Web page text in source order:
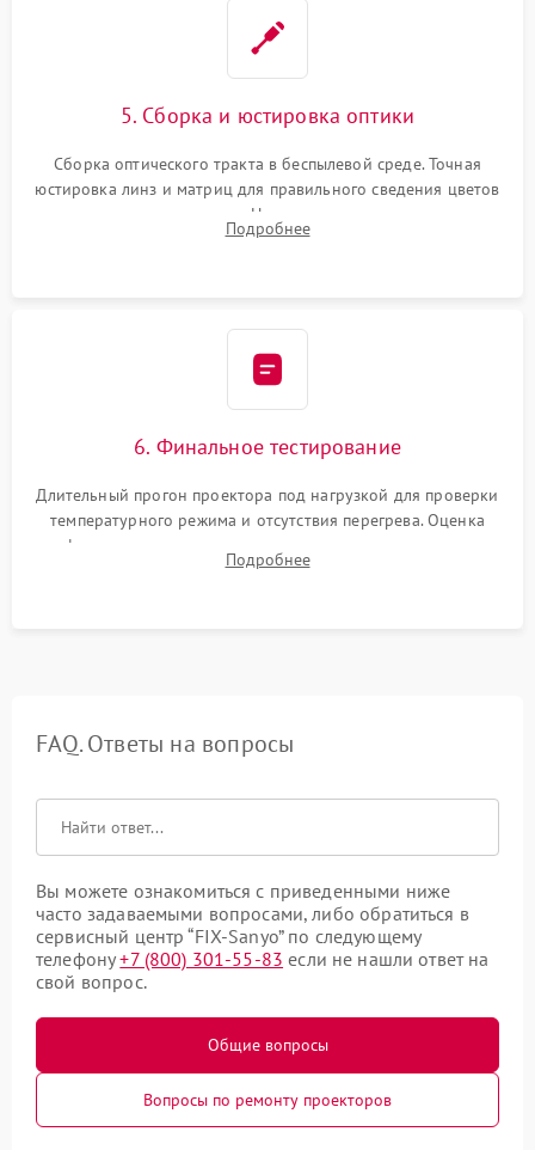
5. Сборка и юстировка оптики
Сборка оптического тракта в беспылевой среде. Точная
юстировка линз и матриц для правильного сведения цветов
и устранения размытия. Надежное подключение всех
шлейфов, установка датчиков и закрытие корпуса
Подробнее
6. Финальное тестирование
Длительный прогон проектора под нагрузкой для проверки
температурного режима и отсутствия перегрева. Оценка
фокуса, контрастности и цветопередачи на тестовых
таблицах. Проверка работы всех видеовходов и кнопок
Подробнее
FAQ. Ответы на вопросы
Вы можете ознакомиться с приведенными ниже
часто задаваемыми вопросами, либо обратиться в
сервисный центр “FIX-Sanyo” по следующему
телефону+7 (800) 301-55-83 если не нашли ответ на
свой вопрос.
Общие вопросы
Вопросы по ремонту проекторов